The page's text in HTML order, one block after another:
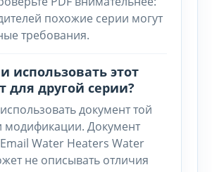
похожие серии могут
требования.
использовать этот
для другой серии?
документ той
модификации. Документ
Water Heaters Water
не описывать отличия